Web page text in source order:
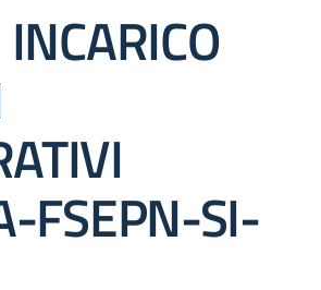
FSEPN-SI-